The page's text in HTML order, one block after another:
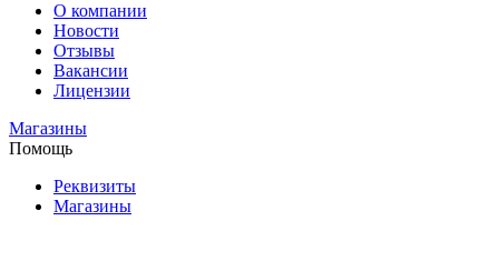
О компании
Новости
Отзывы
Вакансии
Лицензии
Магазины
Помощь
Реквизиты
Магазины